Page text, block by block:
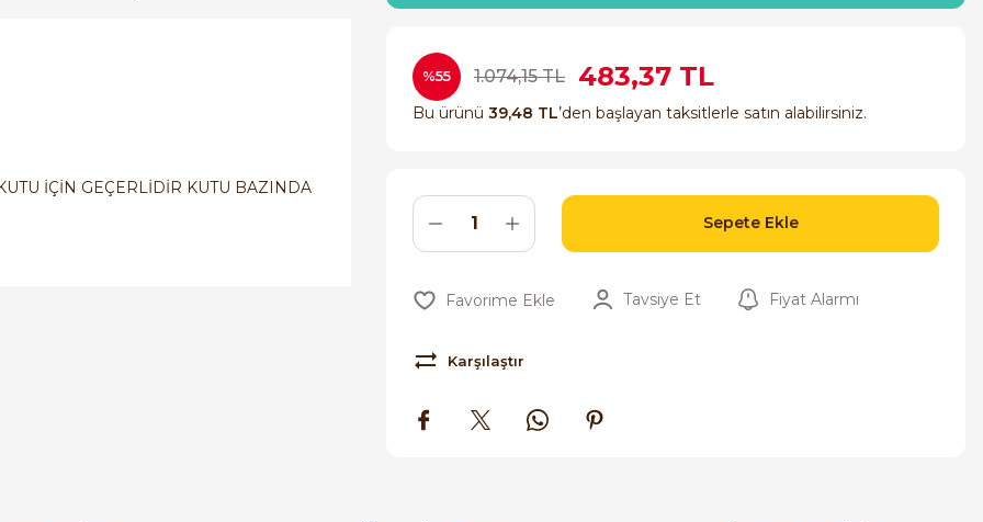
İÇİN GEÇERLİDİR KUTU BAZINDA
%55 1.074,15 TL 483,37 TL
Bu ürünü 39,48 TL’den başlayan taksitlerle satın alabilirsiniz.
Sepete Ekle
Tavsiye Et Fiyat Alarmı
Karşılaştır